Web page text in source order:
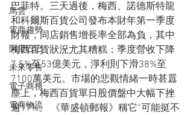
馬雲
電商趨勢
阿里巴巴
未來零售
電子商務
電商物流
巴菲特。三天過後，梅西、諾德斯特龍
和科爾斯百貨公司發布本財年第一季度
財報，同店銷售增長率全部為負，其中
梅西百貨狀況尤其糟糕：季度營收下降
7.5%至53億美元，淨利則下滑38%至
7100萬美元。市場的悲觀情緒一時甚囂
塵上，梅西百貨單日股價盤中大幅下挫
逾17%。 《華盛頓郵報》稱它“可能挺不